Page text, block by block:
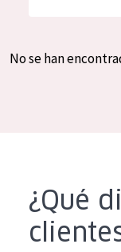
Crema de día
Crema de noche
Spanish
No se han
¿Qué